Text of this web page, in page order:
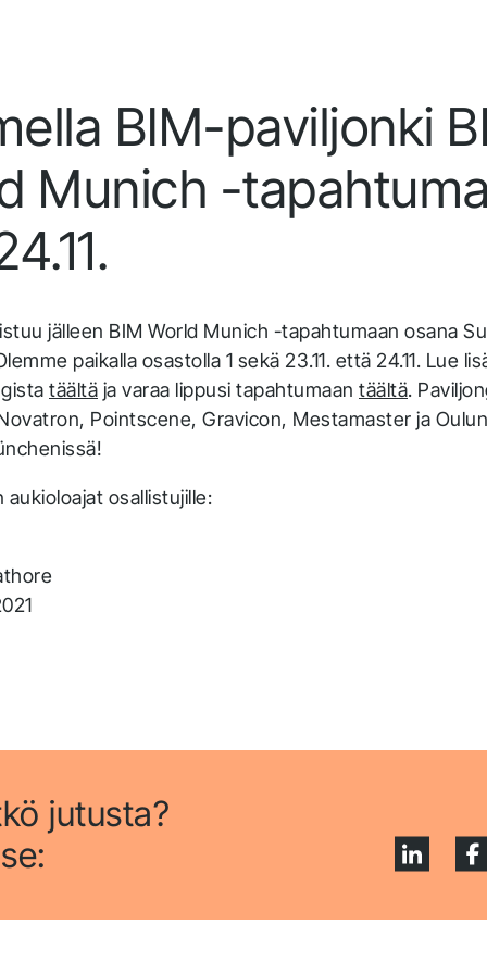
BIM-paviljonki
Munich -
jälleen BIM World Munich -tapahtumaan osana
paikalla osastolla 1 sekä 23.11. että 24.11. Lue
täältä ja varaa lippusi tapahtumaan täältä.
Pointscene, Gravicon, Mestamaster ja
aukioloajat osallistujille:
jutusta?
you for you